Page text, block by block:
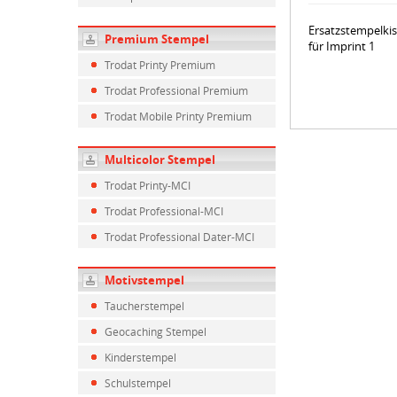
Premium Stempel
Trodat Printy Premium
Trodat Professional Premium
Trodat Mobile Printy Premium
Multicolor Stempel
Trodat Printy-MCI
Trodat Professional-MCI
Trodat Professional Dater-MCI
Motivstempel
Taucherstempel
Geocaching Stempel
Kinderstempel
Schulstempel
für Imprint 1